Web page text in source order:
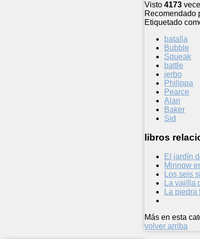
Visto 4173
Recomendado
Etiquetado
batalla
Bubble
Squeak
battle
jerbo
Philippa
Pearce
Alan
Baker
Sid
libros
El jardín
Minnow
Los seis
La vajilla
La piedra
Más en esta
volver arriba